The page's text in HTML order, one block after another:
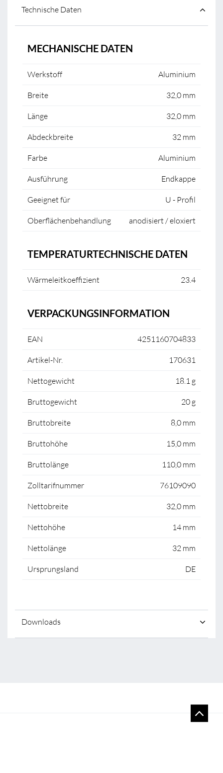
Technische Daten
MECHANISCHE DATEN
Werkstoff Aluminium
Breite 32,0 mm
Länge 32,0 mm
Abdeckbreite 32 mm
Farbe Aluminium
Ausführung Endkappe
Geeignet für U - Profil
Oberflächenbehandlung anodisiert / eloxiert
TEMPERATURTECHNISCHE DATEN
Wärmeleitkoeffizient 23.4
VERPACKUNGSINFORMATION
EAN 4251160704833
Artikel-Nr. 170631
Nettogewicht 18.1 g
Bruttogewicht 20 g
Bruttobreite 8,0 mm
Bruttohöhe 15,0 mm
Bruttolänge 110,0 mm
Zolltarifnummer 76109090
Nettobreite 32,0 mm
Nettohöhe 14 mm
Nettolänge 32 mm
Ursprungsland DE
Downloads